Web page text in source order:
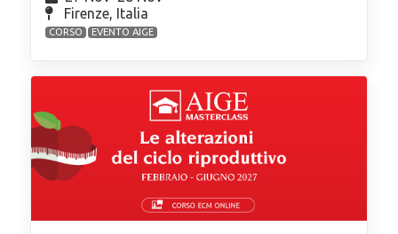
Firenze, Italia
CORSO EVENTO AIGE